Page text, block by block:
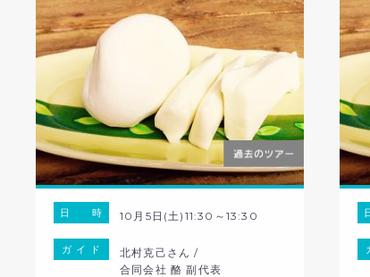
日 時 10月5日(土)11:30～13:30
ガ イ ド
北村克己さん /
合同会社 酪 副代表